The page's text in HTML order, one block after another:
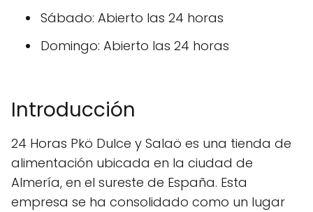
Sábado: Abierto las 24 horas
Domingo: Abierto las 24 horas
Introducción
24 Horas Pkö Dulce y Salaö es una tienda de
alimentación ubicada en la ciudad de
Almería, en el sureste de España. Esta
empresa se ha consolidado como un lugar